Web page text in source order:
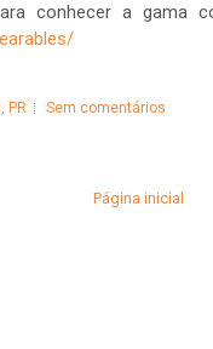
conhecer a gama
, PR Sem comentários
Página inicial